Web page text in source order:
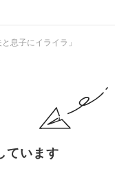
息子にイライラ」
ています